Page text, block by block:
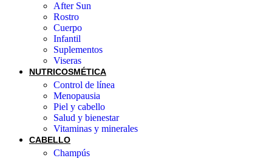
After Sun
Rostro
Cuerpo
Infantil
Suplementos
Viseras
NUTRICOSMÉTICA
Control de línea
Menopausia
Piel y cabello
Salud y bienestar
Vitaminas y minerales
CABELLO
Champús